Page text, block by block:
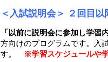
＜入試説明会＞ ２回目
「以前に説明会に参加し学習
方向けのプログラムです。入
す。
※学習スケジュールや